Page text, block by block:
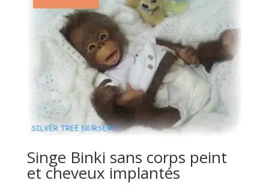
Singe Binki sans corps peint
et cheveux implantés